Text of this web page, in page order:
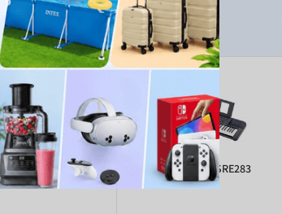
Yamaha PSRE283
P45